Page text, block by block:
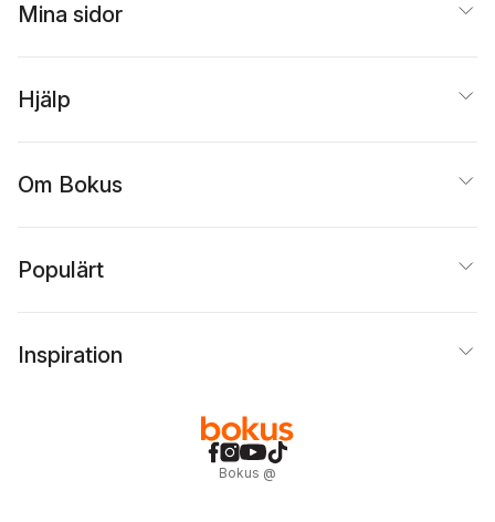
Mina sidor
Hjälp
Om Bokus
Populärt
Inspiration
Bokus @